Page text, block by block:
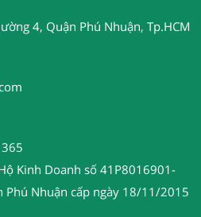
4, Quận Phú Nhuận, Tp.HCM
Kinh Doanh số 41P8016901-
Phú Nhuận cấp ngày 18/11/2015